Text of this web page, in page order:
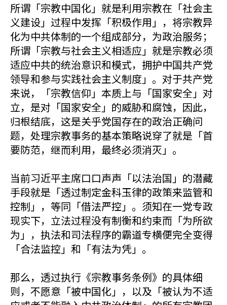
所谓「宗教中国化」就是利用宗教在「社会主
义建设」过程中发挥「积极作用」，将宗教异
化为中共体制的一个组成部分，为政治服务；
所谓「宗教与社会主义相适应」就是宗教必须
适应中共的统治意识和模式，拥护中国共产党
领导和参与实践社会主义制度」。对于共产党
来说，「宗教信仰」本质上与「国家安全」对
立，是对「国家安全」的威胁和腐蚀，因此，
归根结底，这是关乎党国存在的政治正确问
题，处理宗教事务的基本策略说穿了就是「首
要防范，继而利用，最终必须消灭」。
当前习近平主席口口声声「以法治国」的潜藏
手段就是「透过制定金科玉律的政策来监管和
控制」，等同「借法严控」。须知在一党专政
现实下，立法过程没有制衡和约束而「为所欲
为」，执法和司法程序的霸道专横便完全变得
「合法监控」和「有法为凭」。
那么，透过执行《宗教事务条例》的具体细
则，不愿意「被中国化」，以及「被认为不适